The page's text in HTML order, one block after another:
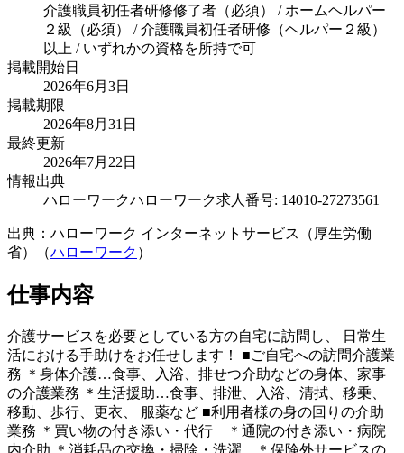
介護職員初任者研修修了者（必須） / ホームヘルパー
２級（必須） / 介護職員初任者研修（ヘルパー２級）
以上 / いずれかの資格を所持で可
掲載開始日
2026年6月3日
掲載期限
2026年8月31日
最終更新
2026年7月22日
情報出典
ハローワークハローワーク求人番号: 14010-27273561
出典：ハローワーク インターネットサービス（厚生労働
省）（ハローワーク ）
仕事内容
介護サービスを必要としている方の自宅に訪問し、 日常生
活における手助けをお任せします！ ■ご自宅への訪問介護業
務 ＊身体介護…食事、入浴、排せつ介助などの身体、家事
の介護業務 ＊生活援助…食事、排泄、入浴、清拭、移乗、
移動、歩行、更衣、 服薬など ■利用者様の身の回りの介助
業務 ＊買い物の付き添い・代行 ＊通院の付き添い・病院
内介助 ＊消耗品の交換・掃除・洗濯 ＊保険外サービスの